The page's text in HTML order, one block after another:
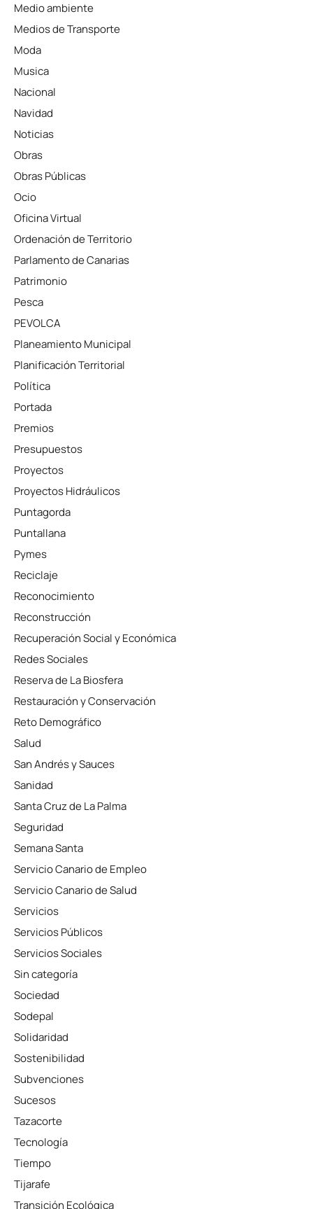
Medio ambiente
Medios de Transporte
Moda
Musica
Nacional
Navidad
Noticias
Obras
Obras Públicas
Ocio
Oficina Virtual
Ordenación de Territorio
Parlamento de Canarias
Patrimonio
Pesca
PEVOLCA
Planeamiento Municipal
Planificación Territorial
Política
Portada
Premios
Presupuestos
Proyectos
Proyectos Hidráulicos
Puntagorda
Puntallana
Pymes
Reciclaje
Reconocimiento
Reconstrucción
Recuperación Social y Económica
Redes Sociales
Reserva de La Biosfera
Restauración y Conservación
Reto Demográfico
Salud
San Andrés y Sauces
Sanidad
Santa Cruz de La Palma
Seguridad
Semana Santa
Servicio Canario de Empleo
Servicio Canario de Salud
Servicios
Servicios Públicos
Servicios Sociales
Sin categoría
Sociedad
Sodepal
Solidaridad
Sostenibilidad
Subvenciones
Sucesos
Tazacorte
Tecnología
Tiempo
Tijarafe
Transición Ecológica